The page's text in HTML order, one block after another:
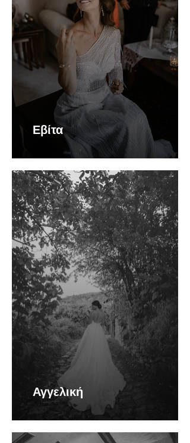
Εβίτα
Αγγελική